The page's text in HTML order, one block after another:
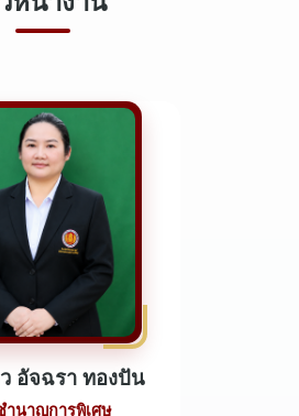
อัจฉรา ทองปัน
ำนาญการพิเศษ